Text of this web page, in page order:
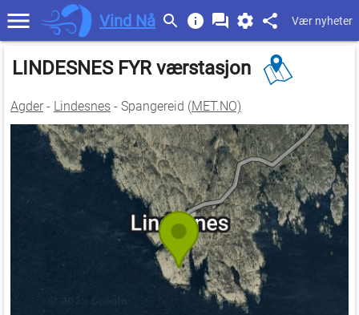
Vind Nå Vær nyheter
LINDESNES FYR værstasjon
Agder - Lindesnes - Spangereid (MET.NO)